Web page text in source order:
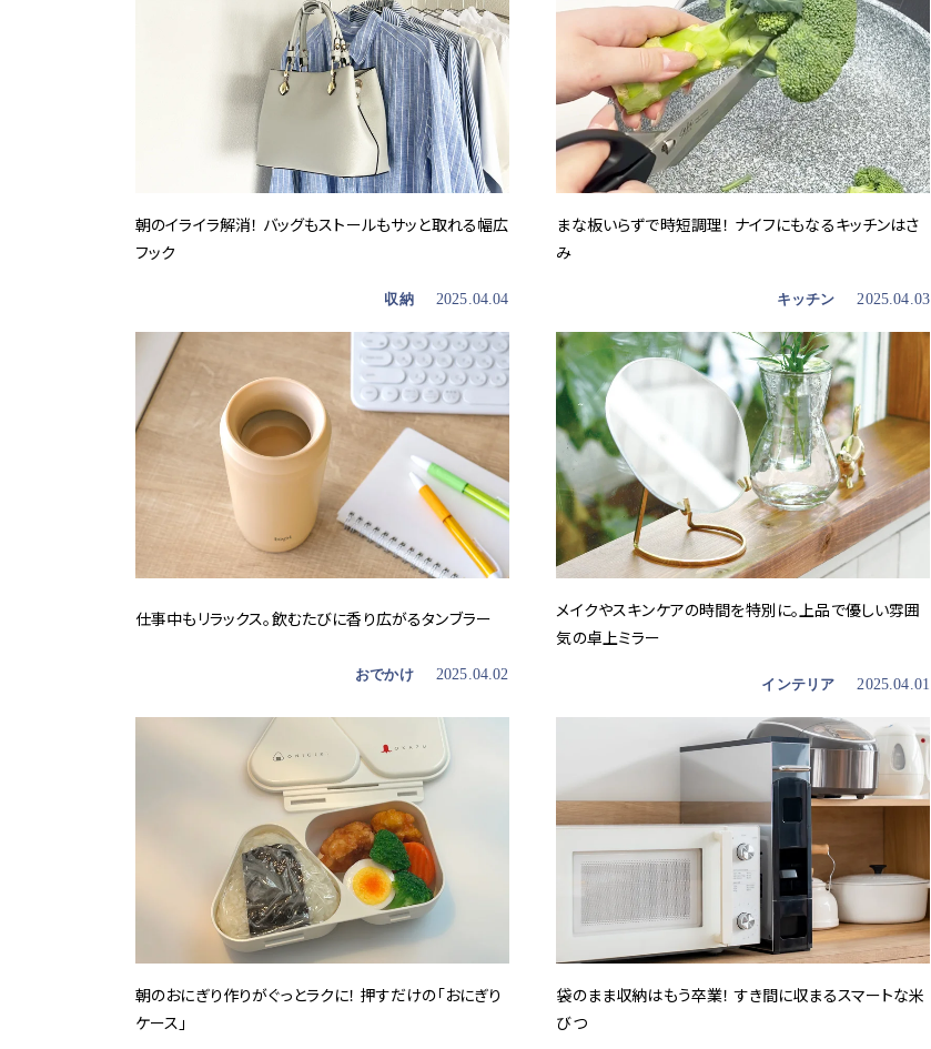
朝のイライラ解消！ バッグもストールもサッと取れる幅広
フック
収納 2025.04.04
まな板いらずで時短調理！ ナイフにもなるキッチンはさ
み
キッチン 2025.04.03
仕事中もリラックス。飲むたびに香り広がるタンブラー
おでかけ 2025.04.02
メイクやスキンケアの時間を特別に。上品で優しい雰囲
気の卓上ミラー
インテリア 2025.04.01
朝のおにぎり作りがぐっとラクに！ 押すだけの「おにぎり
ケース」
袋のまま収納はもう卒業！ すき間に収まるスマートな米
びつ